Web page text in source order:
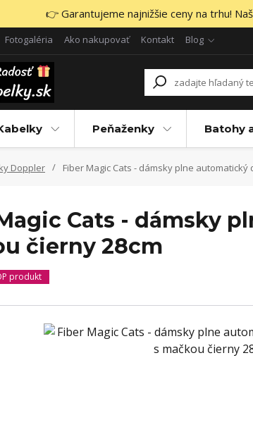
👉 Garantujeme najnižšie ceny na trhu!
Fotogaléria Ako nakupovať Kontakt Blog
Peňaženky Batohy
Doppler Fiber Magic Cats - dámsky plne
Cats - dámsky
čierny 28cm
produkt